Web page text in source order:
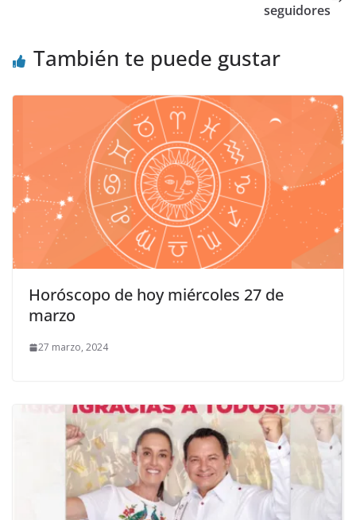
seguidores
También te puede gustar
Horóscopo de hoy miércoles 27 de
marzo
27 marzo, 2024